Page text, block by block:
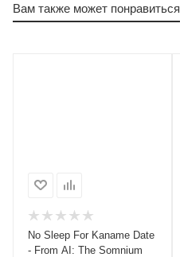
Вам также может понравиться
No Sleep For Kaname Date
- From AI: The Somnium